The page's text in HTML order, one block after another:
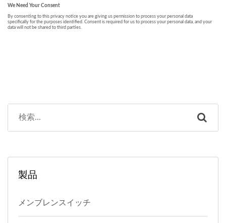
製品
メンブレンスイッチ